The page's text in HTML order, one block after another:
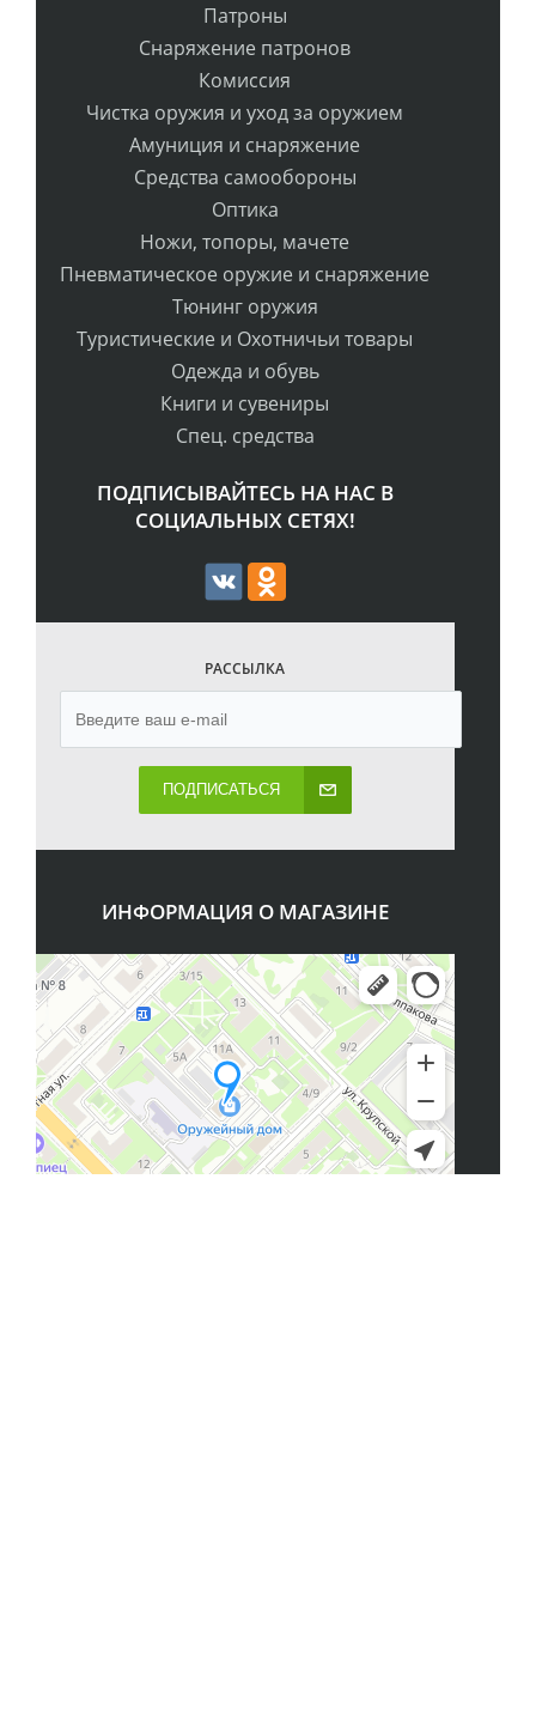
Патроны
Снаряжение патронов
Комиссия
Чистка оружия и уход за оружием
Амуниция и снаряжение
Средства самообороны
Оптика
Ножи, топоры, мачете
Пневматическое оружие и снаряжение
Тюнинг оружия
Туристические и Охотничьи товары
Одежда и обувь
Книги и сувениры
Спец. средства
ПОДПИСЫВАЙТЕСЬ НА НАС В
СОЦИАЛЬНЫХ СЕТЯХ!
РАССЫЛКА
ПОДПИСАТЬСЯ
ИНФОРМАЦИЯ О МАГАЗИНЕ